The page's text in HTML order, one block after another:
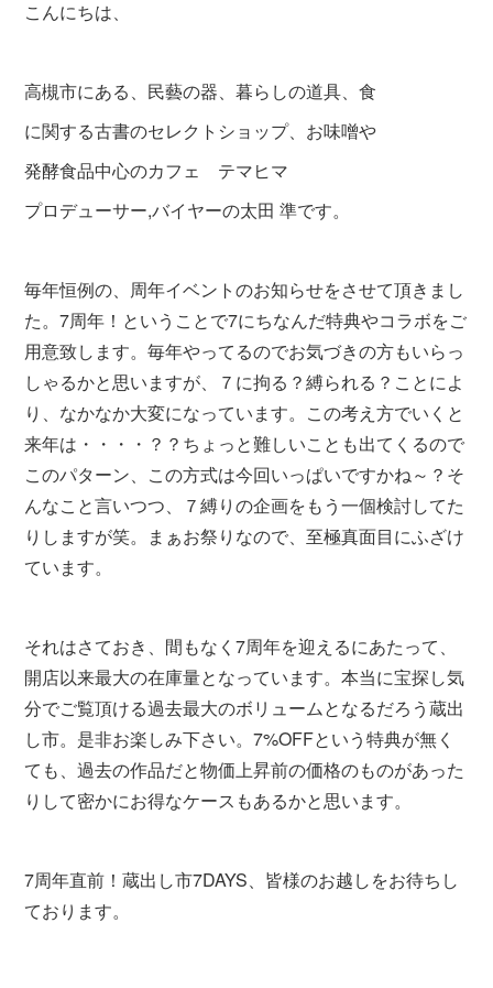
こんにちは、
高槻市にある、民藝の器、暮らしの道具、食
に関する古書のセレクトショップ、お味噌や
発酵食品中心のカフェ テマヒマ
プロデューサー,バイヤーの太田 準です。
毎年恒例の、周年イベントのお知らせをさせて頂きまし
た。7周年！ということで7にちなんだ特典やコラボをご
用意致します。毎年やってるのでお気づきの方もいらっ
しゃるかと思いますが、７に拘る？縛られる？ことによ
り、なかなか大変になっています。この考え方でいくと
来年は・・・・？？ちょっと難しいことも出てくるので
このパターン、この方式は今回いっぱいですかね～？そ
んなこと言いつつ、７縛りの企画をもう一個検討してた
りしますが笑。まぁお祭りなので、至極真面目にふざけ
ています。
それはさておき、間もなく7周年を迎えるにあたって、
開店以来最大の在庫量となっています。本当に宝探し気
分でご覧頂ける過去最大のボリュームとなるだろう蔵出
し市。是非お楽しみ下さい。7%OFFという特典が無く
ても、過去の作品だと物価上昇前の価格のものがあった
りして密かにお得なケースもあるかと思います。
7周年直前！蔵出し市7DAYS、皆様のお越しをお待ちし
ております。